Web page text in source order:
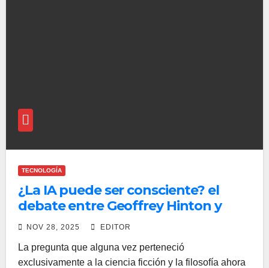
TECNOLOGÍA
¿La IA puede ser consciente? el
debate entre Geoffrey Hinton y
Mustafa Suleyman que divide a la
NOV 28, 2025 EDITOR
La pregunta que alguna vez perteneció
exclusivamente a la ciencia ficción y la filosofía ahora